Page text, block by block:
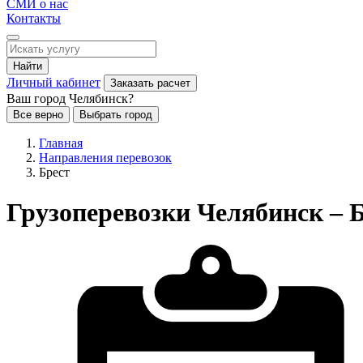
СМИ о нас
Контакты
Найти
Личный кабинет Заказать расчет
Ваш город Челябинск?
Все верно Выбрать город
Главная
Направления перевозок
Брест
Грузоперевозки Челябинск –